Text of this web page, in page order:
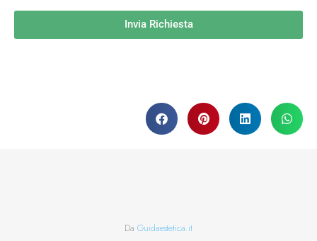
Invia Richiesta
DaGuidaestetica.it